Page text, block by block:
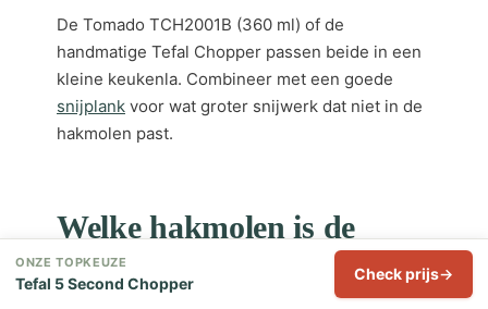
De Tomado TCH2001B (360 ml) of de
handmatige Tefal Chopper passen beide in een
kleine keukenla. Combineer met een goede
snijplank voor wat groter snijwerk dat niet in de
hakmolen past.
Welke hakmolen is de
beste van 2026?
ONZE TOPKEUZE
Tefal 5 Second Chopper Check prijs